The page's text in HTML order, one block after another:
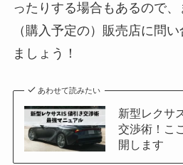
ったりする場合もあるので
（購入予定の）販売店に問
ましょう！
あわせて読みたい
新型レクサ
交渉術！こ
開します